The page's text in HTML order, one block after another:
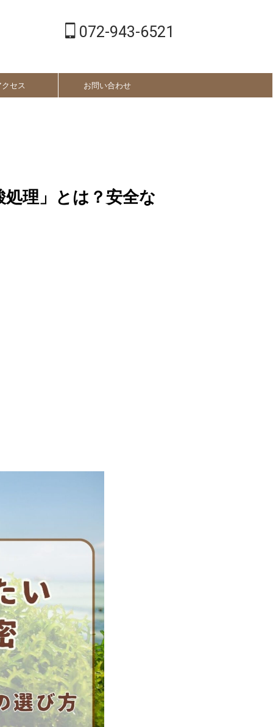
072-943-6521
セス お問い合わせ
理」とは？安全な